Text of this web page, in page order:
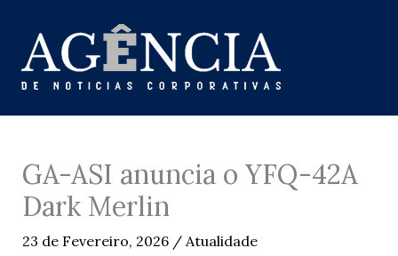
content
GA-ASI anuncia o YFQ-42A
Dark Merlin
23 de Fevereiro, 2026 / Atualidade